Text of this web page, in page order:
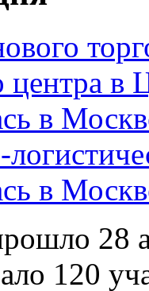
в
28
120